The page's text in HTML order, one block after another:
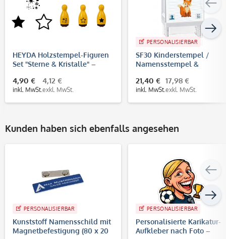
HEYDA Holzstempel-Figuren
Set "Sterne & Kristalle" –
4,90 €
inkl. MwSt.
4,12 €
exkl. MwSt.
PERSONALISIERBAR
SF30 Kinderstempel /
Namensstempel &
21,40 €
inkl. MwSt.
17,98 €
exkl. MwSt.
Kunden haben sich ebenfalls angesehen
PERSONALISIERBAR
Kunststoff Namensschild mit
Magnetbefestigung (80 x 20
PERSONALISIERBAR
Personalisierte Karikatur-
Aufkleber nach Foto –